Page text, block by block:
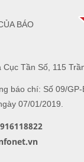
Tần Số, 115
báo chí: Số 09/
07/01/2019.
BÁO